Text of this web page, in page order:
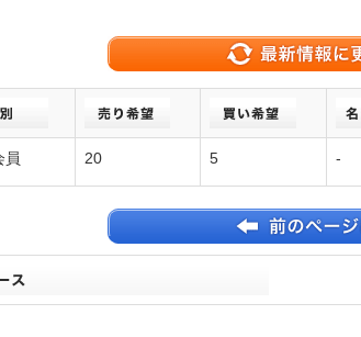
員 20 5 -